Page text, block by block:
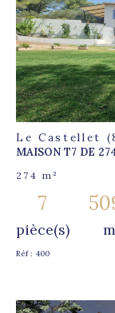
Le Castellet
MAISON T7 DE
274 m²
7
pièce(s)
Réf : 400